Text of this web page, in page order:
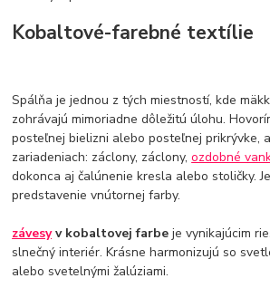
Kobaltové-farebné textílie
Spálňa je jednou z tých miestností, kde
zohrávajú mimoriadne dôležitú úlohu.
posteľnej bielizni alebo posteľnej prikrývke,
zariadeniach: záclony, záclony,ozdobné
dokonca aj čalúnenie kresla alebo stoličky.
predstavenie vnútornej farby.
závesyv kobaltovej farbeje vynikajúcim
slnečný interiér. Krásne harmonizujú so
alebo svetelnými žalúziami.